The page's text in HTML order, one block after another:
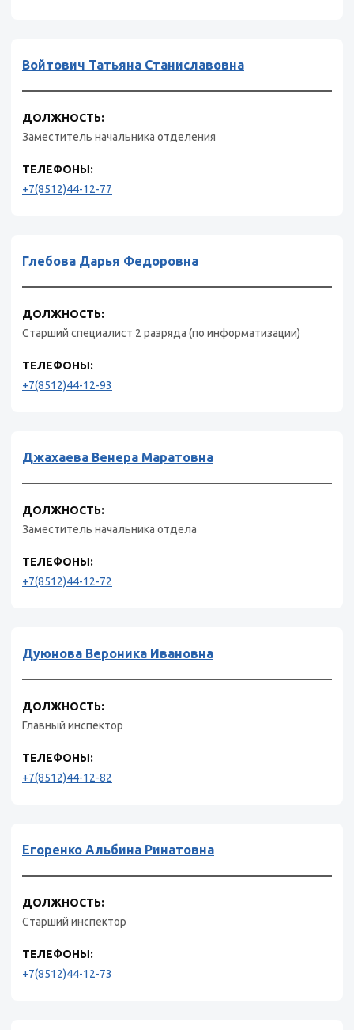
Войтович Татьяна Станиславовна
ДОЛЖНОСТЬ:
Заместитель начальника отделения
ТЕЛЕФОНЫ:
+7(8512)44-12-77
Глебова Дарья Федоровна
ДОЛЖНОСТЬ:
Старший специалист 2 разряда (по информатизации)
ТЕЛЕФОНЫ:
+7(8512)44-12-93
Джахаева Венера Маратовна
ДОЛЖНОСТЬ:
Заместитель начальника отдела
ТЕЛЕФОНЫ:
+7(8512)44-12-72
Дуюнова Вероника Ивановна
ДОЛЖНОСТЬ:
Главный инспектор
ТЕЛЕФОНЫ:
+7(8512)44-12-82
Егоренко Альбина Ринатовна
ДОЛЖНОСТЬ:
Старший инспектор
ТЕЛЕФОНЫ:
+7(8512)44-12-73